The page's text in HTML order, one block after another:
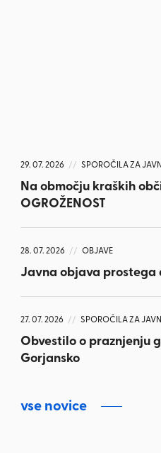
29. 07. 2026 // SPOROČILA ZA
Na območju kraških
OGROŽENOST
28. 07. 2026 // OBJAVE
Javna objava prostega
27. 07. 2026 // SPOROČILA ZA
Obvestilo o praznjenju
Gorjansko
vse novice